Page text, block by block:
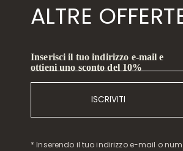
ALTRE
Inserisci il tuo indirizzo e-mail e
ottieni uno sconto del 10%
ISCRIVITI
* Inserendo il tuo indirizzo e-mail o